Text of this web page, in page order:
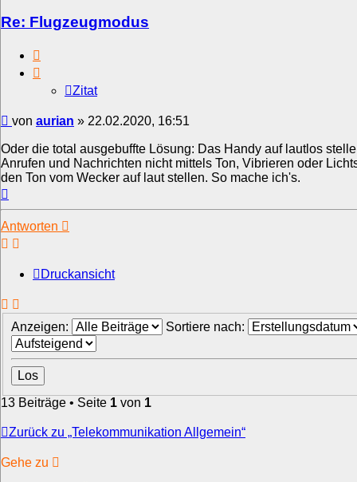
Re: Flugzeugmodus
Zitat
Beitrag
von aurian » 22.02.2020, 16:51
Oder die total ausgebuffte Lösung: Das Handy auf lautlos
Anrufen und Nachrichten nicht mittels Ton, Vibrieren oder
den Ton vom Wecker auf laut stellen. So mache ich's.
Antworten
Druckansicht
Anzeigen: Sortiere nach:
13 Beiträge • Seite 1 von 1
Zurück zu „Telekommunikation Allgemein“
Gehe zu